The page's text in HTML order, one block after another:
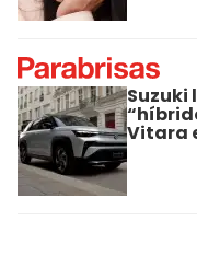
Suzuki
Vitara